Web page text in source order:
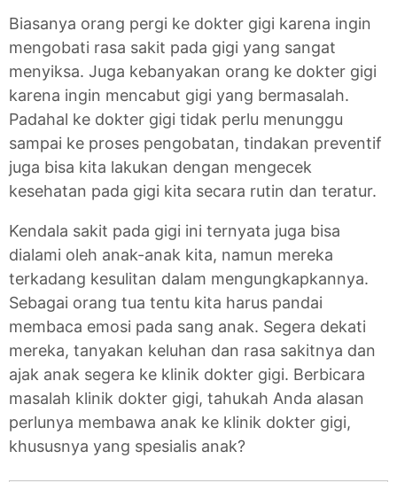
Biasanya orang pergi ke dokter gigi karena ingin
mengobati rasa sakit pada gigi yang sangat
menyiksa. Juga kebanyakan orang ke dokter gigi
karena ingin mencabut gigi yang bermasalah.
Padahal ke dokter gigi tidak perlu menunggu
sampai ke proses pengobatan, tindakan preventif
juga bisa kita lakukan dengan mengecek
kesehatan pada gigi kita secara rutin dan teratur.
Kendala sakit pada gigi ini ternyata juga bisa
dialami oleh anak-anak kita, namun mereka
terkadang kesulitan dalam mengungkapkannya.
Sebagai orang tua tentu kita harus pandai
membaca emosi pada sang anak. Segera dekati
mereka, tanyakan keluhan dan rasa sakitnya dan
ajak anak segera ke klinik dokter gigi. Berbicara
masalah klinik dokter gigi, tahukah Anda alasan
perlunya membawa anak ke klinik dokter gigi,
khususnya yang spesialis anak?